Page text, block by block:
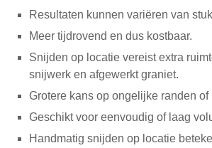
Resultaten kunnen variëren van
Meer tijdrovend en dus kostbaar.
Snijden op locatie vereist extra
snijwerk en afgewerkt graniet.
Grotere kans op ongelijke randen of
Geschikt voor eenvoudig of laag
Handmatig snijden op locatie